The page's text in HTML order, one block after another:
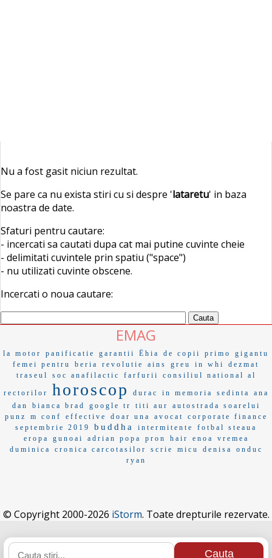
Nu a fost gasit niciun rezultat.
Se pare ca nu exista stiri cu si despre 'lataretu' in baza
noastra de date.
Sfaturi pentru cautare:
- incercati sa cautati dupa cat mai putine cuvinte cheie
- delimitati cuvintele prin spatiu ("space")
- nu utilizati cuvinte obscene.
Incercati o noua cautare:
EMAG
la motor panificatie garantii Ëhia de copii primo
gigantu
femei pentru
beria revolutie ains greu in whi
dezmat
traseul
soc anafilactic farfurii consiliul national al
rectorilor horoscop durac in memoria sedinta
ana
dan
bianca brad google tr titi aur
autostrada soarelui
punz
m conf effective doar una avocat
corporate finance
septembrie 2019
buddha intermitente
fotbal steaua
eropa
gunoai adrian popa pron hair enoa
vremea
duminica
cronica carcotasilor scrie micu denisa
onduc
ryan
© Copyright 2000-2026 iStorm. Toate drepturile rezervate.